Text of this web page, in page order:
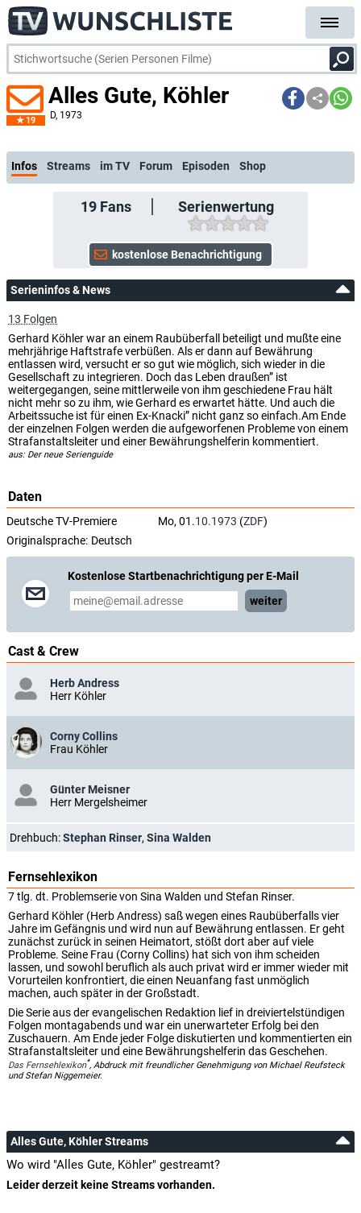
19
Alles Gute, Köhler
D, 1973
Infos Streams im TV Forum Episoden Shop
19Fans Serienwertung
Serieninfos & News
13 Folgen
Gerhard Köhler war an einem Raubüberfall beteiligt und mußte eine
mehrjährige Haftstrafe verbüßen. Als er dann auf Bewährung
entlassen wird, versucht er so gut wie möglich, sich wieder in die
Gesellschaft zu integrieren. Doch das Leben draußen” ist
weitergegangen, seine mittlerweile von ihm geschiedene Frau hält
nicht mehr so zu ihm, wie Gerhard es erwartet hätte. Und auch die
Arbeitssuche ist für einen Ex-Knacki” nicht ganz so einfach.Am Ende
der einzelnen Folgen werden die aufgeworfenen Probleme von einem
Strafanstaltsleiter und einer Bewährungshelferin kommentiert.
aus: Der neue Serienguide
Daten
Deutsche TV-Premiere Mo, 01.10.1973 (ZDF)
Originalsprache: Deutsch
Kostenlose Startbenachrichtigung per E-Mail
weiter
Cast & Crew
Herb Andress
Herr Köhler
Corny Collins
Frau Köhler
Günter Meisner
Herr Mergelsheimer
Drehbuch:Stephan Rinser, Sina Walden
Fernsehlexikon
7 tlg. dt. Problemserie von Sina Walden und Stefan Rinser.
Gerhard Köhler (Herb Andress) saß wegen eines Raubüberfalls vier
Jahre im Gefängnis und wird nun auf Bewährung entlassen. Er geht
zunächst zurück in seinen Heimatort, stößt dort aber auf viele
Probleme. Seine Frau (Corny Collins) hat sich von ihm scheiden
lassen, und sowohl beruflich als auch privat wird er immer wieder mit
Vorurteilen konfrontiert, die einen Neuanfang fast unmöglich
machen, auch später in der Großstadt.
Die Serie aus der evangelischen Redaktion lief in dreiviertelstündigen
Folgen montagabends und war ein unerwarteter Erfolg bei den
Zuschauern. Am Ende jeder Folge diskutierten und kommentierten ein
Strafanstaltsleiter und eine Bewährungshelferin das Geschehen.
Das Fernsehlexikon*, Abdruck mit freundlicher Genehmigung von Michael Reufsteck
und Stefan Niggemeier.
Alles Gute, Köhler Streams
Wo wird "Alles Gute, Köhler" gestreamt?
Leider derzeit keine Streams vorhanden.